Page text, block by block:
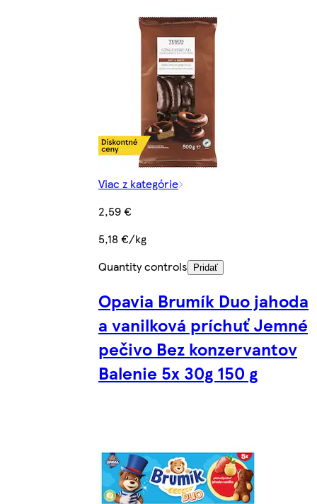
Viac z kategórie
2,59 €
5,18 €/kg
Quantity controls
Pridať
Opavia Brumík Duo jahoda
a vanilková príchuť Jemné
pečivo Bez konzervantov
Balenie 5x 30g 150 g